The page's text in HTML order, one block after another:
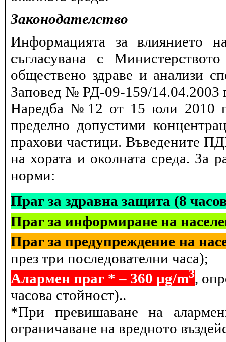
Законодателство
Информацията за влиянието
съгласувана с
обществено здраве и анализи
Заповед № РД-09-159/14.04.2003
Наредба №12 от 15 юли 2010
пределно допустими
прахови частици. Въведените
на хората и околната среда. За
норми:
Праг за здравна защита (8
Праг за информиране на
Праг за предупреждение на
през три последователни часа);
Алармен праг * – 360 µg/m3,
часова стойност)..
*При превишаване на
ограничаване на вредното